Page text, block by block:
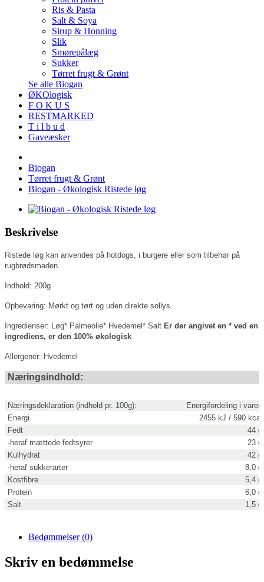
Ris & Pasta
Salt & Soya
Sirup & Honning
Slik
Smørepålæg
Sukker
Tørret frugt & Grønt
Se alle Biogan
ØKOlogisk
F O K U S
RESTMARKED
T i l b u d
Gaveæsker
Biogan
Tørret frugt & Grønt
Biogan - Økologisk Ristede løg
Beskrivelse
Ristede løg kan anvendes på hotdogs, i burgere eller som tilbehør på
rugbrødsmaden.
Indhold: 200g
Opbevaring: Mørkt og tørt og uden direkte sollys.
Ingredienser: Løg* Palmeolie* Hvedemel* Salt Er der angivet en * ved en
ingrediens, er den 100% økologisk
Allergener: Hvedemel
Næringsindhold:
Næringsdeklaration (indhold pr. 100g):
Energifordeling i varen
Energi
2455 kJ / 590 kcal
Fedt
44 g
-heraf mættede fedtsyrer
23 g
Kulhydrat
42 g
-heraf sukkerarter
8,0 g
Kostfibre
5,4 g
Protein
6,0 g
Salt
1,5 g
Bedømmelser (0)
Skriv en bedømmelse